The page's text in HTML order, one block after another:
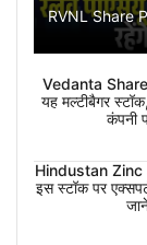
RVNL Share
Vedanta Share
यह मल्टीबैगर
कंपनी
Hindustan Zinc
इस स्टॉक पर